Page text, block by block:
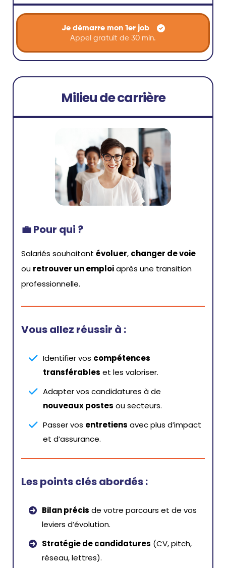
Je démarre mon 1er job
Appel gratuit de 30 min.
Milieu de carrière
💼Pour qui ?
Salariés souhaitant évoluer, changer de voie
ou retrouver un emploiaprès une transition
professionnelle.
Vous allez réussir à :
Identifier vos compétences
transférables et les valoriser.
Adapter vos candidatures à de
nouveaux postes ou secteurs.
Passer vos entretiens avec plus d’impact
et d’assurance.
Les points clés abordés :
Bilan précis de votre parcours et de vos
leviers d’évolution.
Stratégie de candidatures (CV, pitch,
réseau, lettres).